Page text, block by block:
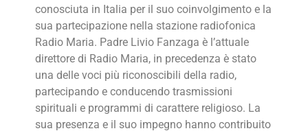
conosciuta in Italia per il suo coinvolgimento e la
sua partecipazione nella stazione radiofonica
Radio Maria. Padre Livio Fanzaga è l’attuale
direttore di Radio Maria, in precedenza è stato
una delle voci più riconoscibili della radio,
partecipando e conducendo trasmissioni
spirituali e programmi di carattere religioso. La
sua presenza e il suo impegno hanno contribuito